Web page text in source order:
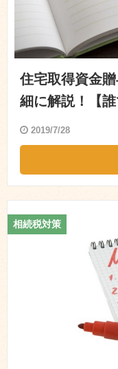
住宅取得資金
細に解説！【誰
2019/7/28
相続税対策